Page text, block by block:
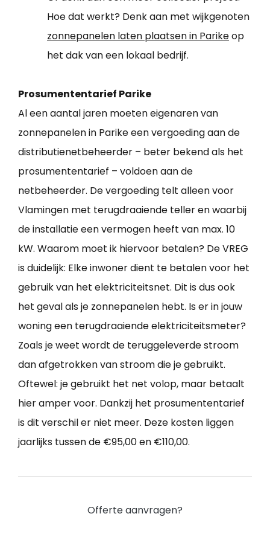
Hoe dat werkt? Denk aan met wijkgenoten
zonnepanelen laten plaatsen in Parikeop
het dak van een lokaal bedrijf.
Prosumententarief Parike
Al een aantal jaren moeten eigenaren van
zonnepanelen in Parike een vergoeding aan de
distributienetbeheerder – beter bekend als het
prosumententarief – voldoen aan de
netbeheerder. De vergoeding telt alleen voor
Vlamingen met terugdraaiende teller en waarbij
de installatie een vermogen heeft van max. 10
kW. Waarom moet ik hiervoor betalen? De VREG
is duidelijk: Elke inwoner dient te betalen voor het
gebruik van het elektriciteitsnet. Dit is dus ook
het geval als je zonnepanelen hebt. Is er in jouw
woning een terugdraaiende elektriciteitsmeter?
Zoals je weet wordt de teruggeleverde stroom
dan afgetrokken van stroom die je gebruikt.
Oftewel: je gebruikt het net volop, maar betaalt
hier amper voor. Dankzij het prosumententarief
is dit verschil er niet meer. Deze kosten liggen
jaarlijks tussen de €95,00 en €110,00.
Offerte aanvragen?